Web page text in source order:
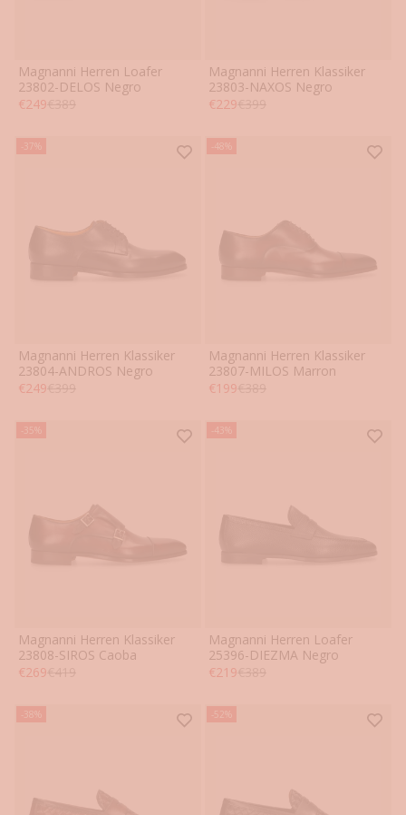
41 42 43
Magnanni Herren Loafer
23802-DELOS Negro
Angebot
€249Regulärer Preis
€389
41 42 43
Magnanni Herren Klassiker
23803-NAXOS Negro
Angebot
€229Regulärer Preis
€399
-37%
41 42 43 44
Magnanni Herren Klassiker
23804-ANDROS Negro
Angebot
€249Regulärer Preis
€399
-48%
41 42 43
Magnanni Herren Klassiker
23807-MILOS Marron
Angebot
€199Regulärer Preis
€389
-35%
41 42 43 44
Magnanni Herren Klassiker
23808-SIROS Caoba
Angebot
€269Regulärer Preis
€419
-43%
41 42 43 44
Magnanni Herren Loafer
25396-DIEZMA Negro
Angebot
€219Regulärer Preis
€389
-38% -52%